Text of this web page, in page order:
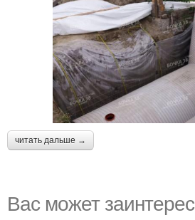
читать дальше →
Вас может